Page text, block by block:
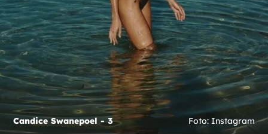
Candice Swanepoel - 3 Foto: Instagram